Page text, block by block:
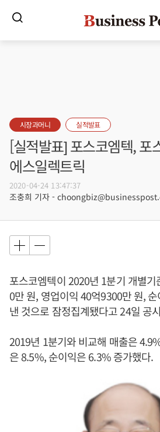
시장과머니 실적발표
[실적발표] 포스코엠텍, 포
에스일렉트릭
2020-04-24 13:47:37
조충희 기자 -
포스코엠텍이 2020년 1분기 개별
0만 원, 영업이익 40억9300만 원,
낸 것으로 잠정집계됐다고 24일 공
2019년 1분기와 비교해 매출은
은 8.5%, 순이익은 6.3% 증가했다.